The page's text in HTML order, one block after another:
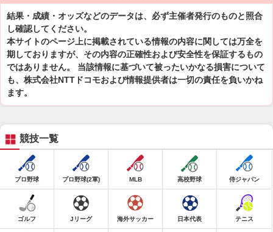
結果・成績・オッズなどのデータは、必ず主催者発行のものと照合
し確認してください。
本サイトのページ上に掲載されている情報の内容に関しては万全を
期しておりますが、その内容の正確性および安全性を保証するもの
ではありません。 当該情報に基づいて被ったいかなる損害について
も、株式会社NTTドコモおよび情報提供者は一切の責任を負いかね
ます。
競技一覧
プロ野球 プロ野球(2軍) MLB 高校野球 侍ジャパン
ゴルフ Jリーグ 海外サッカー 日本代表 テニス